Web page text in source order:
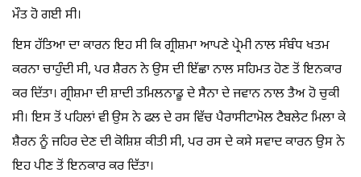
ਮੌਤ ਹੋ ਗਈ ਸੀ।
ਇਸ ਹੱਤਿਆ ਦਾ ਕਾਰਨ ਇਹ ਸੀ ਕਿ ਗ੍ਰੀਸ਼ਮਾ ਆਪਣੇ ਪ੍ਰੇਮੀ ਨਾਲ ਸੰਬੰਧ ਖਤਮ
ਕਰਨਾ ਚਾਹੁੰਦੀ ਸੀ, ਪਰ ਸ਼ੈਰਨ ਨੇ ਉਸ ਦੀ ਇੱਛਾ ਨਾਲ ਸਹਿਮਤ ਹੋਣ ਤੋਂ ਇਨਕਾਰ
ਕਰ ਦਿੱਤਾ। ਗ੍ਰੀਸ਼ਮਾ ਦੀ ਸ਼ਾਦੀ ਤਮਿਲਨਾਡੂ ਦੇ ਸੈਨਾ ਦੇ ਜਵਾਨ ਨਾਲ ਤੈਅ ਹੋ ਚੁਕੀ
ਸੀ। ਇਸ ਤੋਂ ਪਹਿਲਾਂ ਵੀ ਉਸ ਨੇ ਫਲ ਦੇ ਰਸ ਵਿੱਚ ਪੈਰਾਸੀਟਾਮੋਲ ਟੈਬਲੇਟ ਮਿਲਾ ਕੇ
ਸ਼ੈਰਨ ਨੂੰ ਜਹਿਰ ਦੇਣ ਦੀ ਕੋਸ਼ਿਸ਼ ਕੀਤੀ ਸੀ, ਪਰ ਰਸ ਦੇ ਕਸੇ ਸਵਾਦ ਕਾਰਨ ਉਸ ਨੇ
ਇਹ ਪੀਣ ਤੋਂ ਇਨਕਾਰ ਕਰ ਦਿੱਤਾ।